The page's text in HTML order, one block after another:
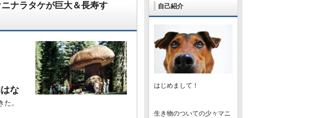
ナラタケが巨大＆長寿す
な
。
自己紹介
はじめまして！
生き物のついての少々マニ
図鑑ブログです。